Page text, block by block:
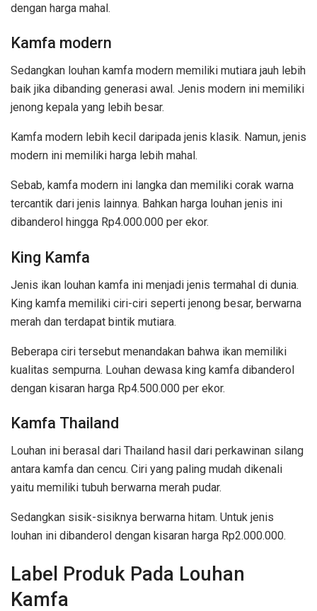
dengan harga mahal.
Kamfa modern
Sedangkan louhan kamfa modern memiliki mutiara jauh lebih
baik jika dibanding generasi awal. Jenis modern ini memiliki
jenong kepala yang lebih besar.
Kamfa modern lebih kecil daripada jenis klasik. Namun, jenis
modern ini memiliki harga lebih mahal.
Sebab, kamfa modern ini langka dan memiliki corak warna
tercantik dari jenis lainnya. Bahkan harga louhan jenis ini
dibanderol hingga Rp4.000.000 per ekor.
King Kamfa
Jenis ikan louhan kamfa ini menjadi jenis termahal di dunia.
King kamfa memiliki ciri-ciri seperti jenong besar, berwarna
merah dan terdapat bintik mutiara.
Beberapa ciri tersebut menandakan bahwa ikan memiliki
kualitas sempurna. Louhan dewasa king kamfa dibanderol
dengan kisaran harga Rp4.500.000 per ekor.
Kamfa Thailand
Louhan ini berasal dari Thailand hasil dari perkawinan silang
antara kamfa dan cencu. Ciri yang paling mudah dikenali
yaitu memiliki tubuh berwarna merah pudar.
Sedangkan sisik-sisiknya berwarna hitam. Untuk jenis
louhan ini dibanderol dengan kisaran harga Rp2.000.000.
Label Produk Pada Louhan
Kamfa